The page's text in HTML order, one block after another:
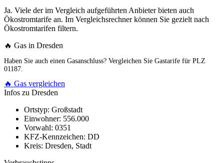
Ja. Viele der im Vergleich aufgeführten Anbieter bieten auch
Ökostromtarife an. Im Vergleichsrechner können Sie gezielt nach
Ökostromtarifen filtern.
🔥 Gas in Dresden
Haben Sie auch einen Gasanschluss? Vergleichen Sie Gastarife für PLZ
01187.
🔥 Gas vergleichen
Infos zu Dresden
Ortstyp: Großstadt
Einwohner: 556.000
Vorwahl: 0351
KFZ-Kennzeichen: DD
Kreis: Dresden, Stadt